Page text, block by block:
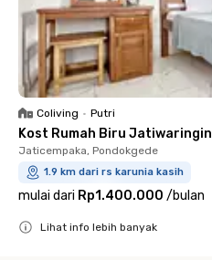
Coliving • Putri
Kost Rumah Biru Jatiwaringin
Jaticempaka, Pondokgede
1.9 km dari rs karunia kasih
mulai dari Rp1.400.000 /bulan
Lihat info lebih banyak